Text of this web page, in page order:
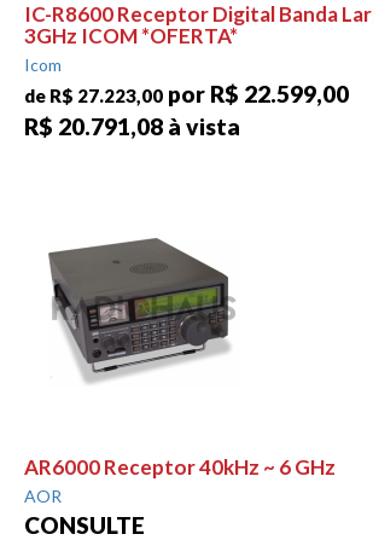
IC-R8600 Receptor Digital Banda
3GHz ICOM *OFERTA*
Icom
de R$ 27.223,00 por R$ 22.599,00
R$ 20.791,08 à vista
AR6000 Receptor 40kHz ~ 6 GHz
AOR
CONSULTE